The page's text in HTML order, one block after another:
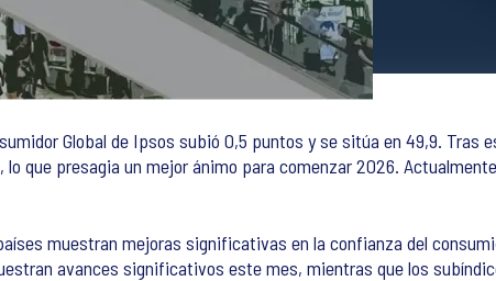
Global de Ipsos subió 0,5 puntos y se sitúa en 49,9.
que presagia un mejor ánimo para comenzar 2026.
muestran mejoras significativas en la confianza del
avances significativos este mes, mientras que los